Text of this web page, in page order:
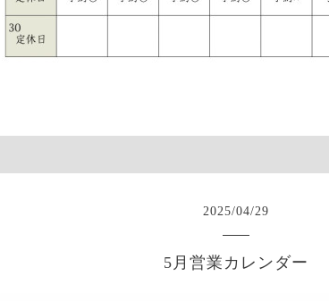
2025/04/29
5月営業カレンダー